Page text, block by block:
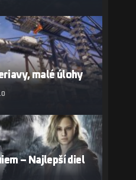
malé úlohy
– Najlepší diel